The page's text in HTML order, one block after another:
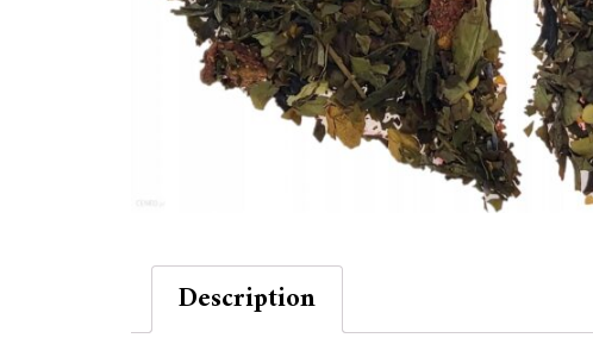
Description